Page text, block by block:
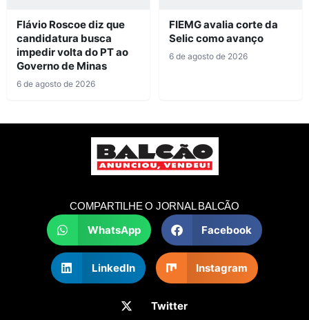
Flávio Roscoe diz que
candidatura busca
impedir volta do PT ao
Governo de Minas
6 de agosto de 2026
FIEMG avalia corte da
Selic como avanço
6 de agosto de 2026
COMPARTILHE O JORNAL BALCÃO
WhatsApp Facebook
LinkedIn Instagram
Twitter